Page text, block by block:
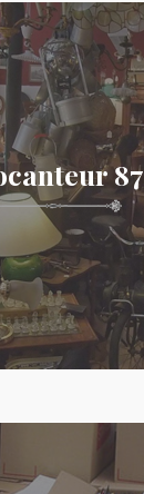
87